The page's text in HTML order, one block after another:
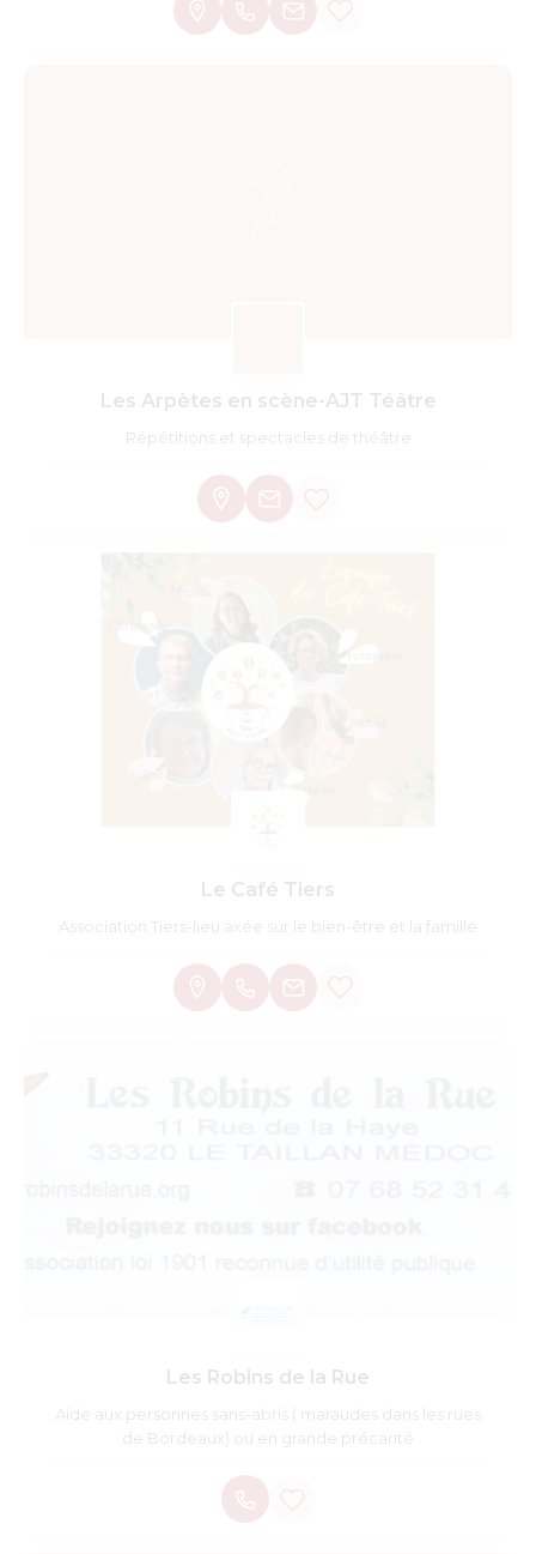
Les Arpètes en scène-AJT Téâtre
Répétitions et spectacles de théâtre
Le Café Tiers
Association Tiers-lieu axée sur le bien-être et la famille
Les Robins de la Rue
Aide aux personnes sans-abris ( maraudes dans les rues
de Bordeaux) ou en grande précarité